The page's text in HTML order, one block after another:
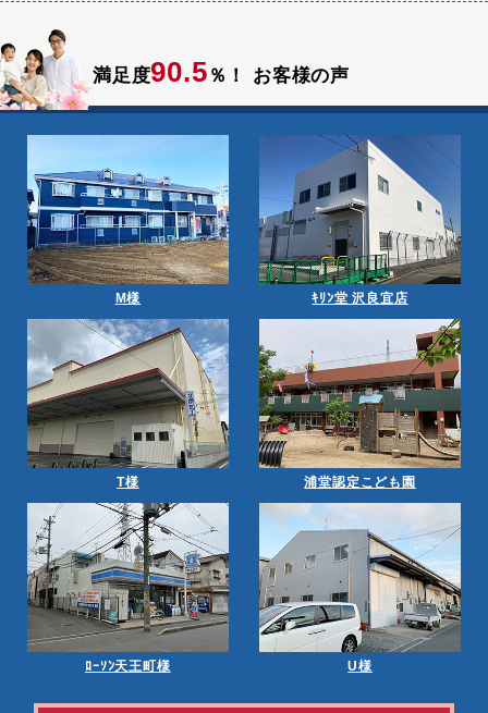
満足度90.5 ％！ お客様の声
M様 ｷﾘﾝ堂 沢良宜店
T様 浦堂認定こども園
ﾛｰｿﾝ天王町様 U様